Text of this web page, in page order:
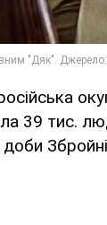
39 тис.